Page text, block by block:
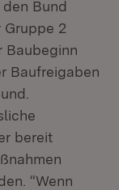
Bund
Gruppe 2
Baubeginn
Baufreigaben
bereit
“Wenn